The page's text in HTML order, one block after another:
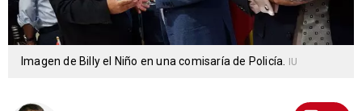
Imagen de Billy el Niño en una comisaría de Policía. IU